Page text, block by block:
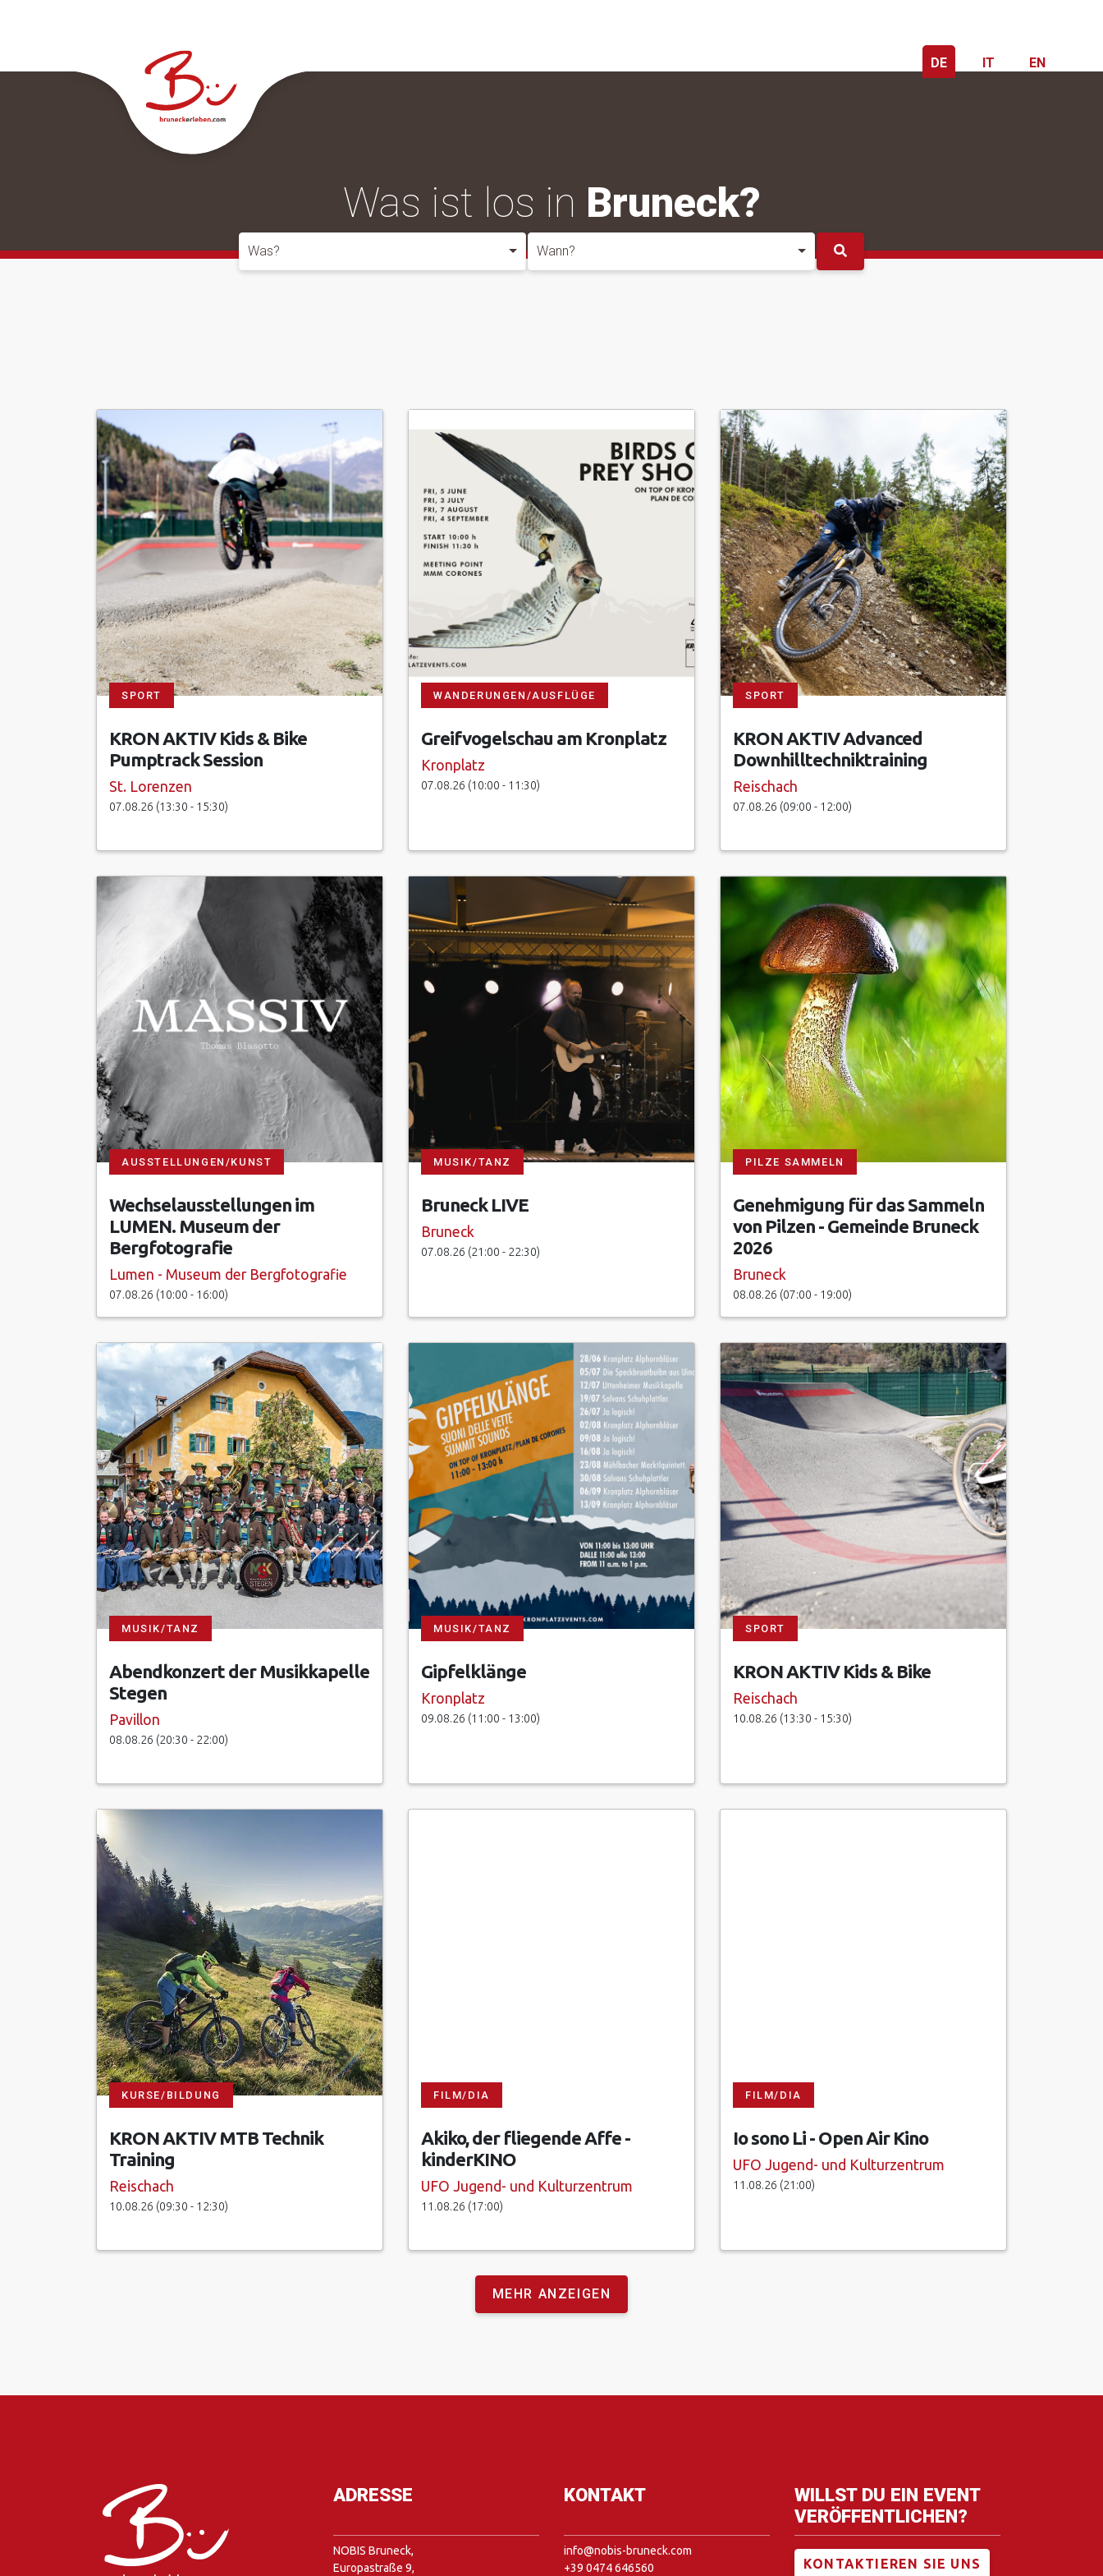
DE IT EN
Was ist los in Bruneck?
Was? Wann?
SPORT
KRON AKTIV Kids & Bike
Pumptrack Session
St. Lorenzen
07.08.26 (13:30 - 15:30)
WANDERUNGEN/AUSFLÜGE
Greifvogelschau am Kronplatz
Kronplatz
07.08.26 (10:00 - 11:30)
SPORT
KRON AKTIV Advanced
Downhilltechniktraining
Reischach
07.08.26 (09:00 - 12:00)
AUSSTELLUNGEN/KUNST
Wechselausstellungen im
LUMEN. Museum der
Bergfotografie
Lumen - Museum der Bergfotografie
07.08.26 (10:00 - 16:00)
MUSIK/TANZ
Bruneck LIVE
Bruneck
07.08.26 (21:00 - 22:30)
PILZE SAMMELN
Genehmigung für das Sammeln
von Pilzen - Gemeinde Bruneck
2026
Bruneck
08.08.26 (07:00 - 19:00)
MUSIK/TANZ
Abendkonzert der Musikkapelle
Stegen
Pavillon
08.08.26 (20:30 - 22:00)
MUSIK/TANZ
Gipfelklänge
Kronplatz
09.08.26 (11:00 - 13:00)
SPORT
KRON AKTIV Kids & Bike
Reischach
10.08.26 (13:30 - 15:30)
KURSE/BILDUNG
KRON AKTIV MTB Technik
Training
Reischach
10.08.26 (09:30 - 12:30)
FILM/DIA
Akiko, der fliegende Affe -
kinderKINO
UFO Jugend- und Kulturzentrum
11.08.26 (17:00)
FILM/DIA
Io sono Li - Open Air Kino
UFO Jugend- und Kulturzentrum
11.08.26 (21:00)
MEHR ANZEIGEN
ADRESSE
NOBIS Bruneck,
Europastraße 9,
KONTAKT
info@nobis-bruneck.com
+39 0474 646560
WILLST DU EIN EVENT
VERÖFFENTLICHEN?
KONTAKTIEREN SIE UNS